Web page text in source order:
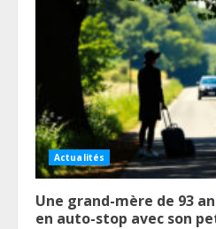
Actualités
Une grand-mère de 93
en auto-stop avec son